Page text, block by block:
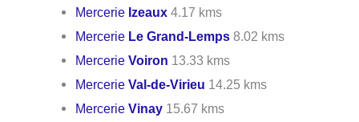
Mercerie Izeaux 4.17 kms
Mercerie Le Grand-Lemps 8.02 kms
MercerieVoiron 13.33 kms
MercerieVal-de-Virieu 14.25 kms
MercerieVinay 15.67 kms